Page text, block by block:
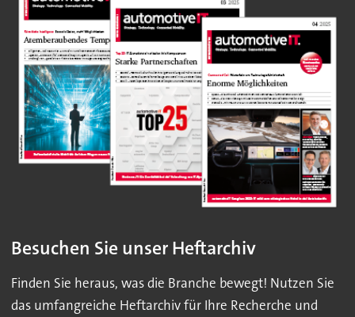
Besuchen Sie unser Heftarchiv
Finden Sie heraus, was die Branche bewegt! Nutzen Sie
das umfangreiche Heftarchiv für Ihre Recherche und